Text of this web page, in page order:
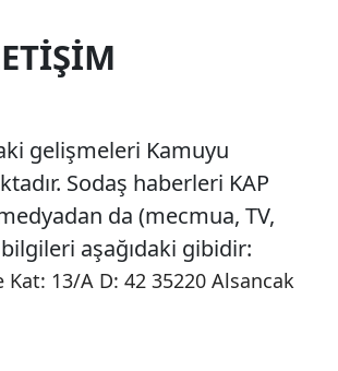
gelişmeleri Kamuyu
Sodaş haberleri KAP
da (mecmua, TV,
aşağıdaki gibidir:
13/A D: 42 35220 Alsancak